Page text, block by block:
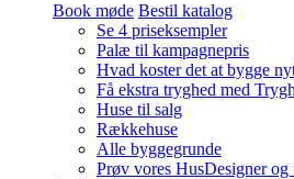
Book møde Bestil katalog
Se 4 priseksempler
Palæ til kampagnepris
Hvad koster det at bygge
Få ekstra tryghed med
Huse til salg
Rækkehuse
Alle byggegrunde
Prøv vores HusDesigner og